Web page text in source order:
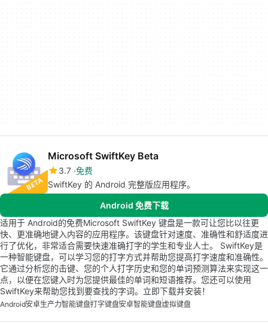
Microsoft SwiftKey Beta
3.7 免费
SwiftKey 的 Android 完整版应用程序。
Android 免费下载
适用于 Android的免费Microsoft SwiftKey 键盘是一款可让您比以往更
快、更准确地键入内容的应用程序。该键盘针对速度、准确性和舒适度进
行了优化，非常适合需要快速准确打字的学生和专业人士。 SwiftKey是
一种智能键盘，可以学习您的打字方式并帮助您提高打字速度和准确性。
它通过分析您的击键、您的个人打字历史和您的单词预测算法来实现这一
点，以便在您键入时为您提供最佳的单词和短语推荐。您还可以使用
SwiftKey来帮助您找到要查找的字词。立即下载并安装！
Android安卓生产力智能键盘打字键盘安卓智能键盘虚拟键盘